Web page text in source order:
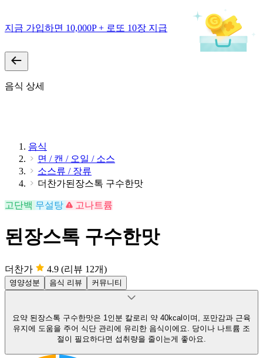
지금 가입하면 10,000P + 로또 10장 지급
음식 상세
음식
면 / 캔 / 오일 / 소스
소스류 / 장류
더찬가된장스톡 구수한맛
고단백 무설탕 고나트륨
된장스톡 구수한맛
더찬가 4.9 (리뷰 12개)
영양성분 음식 리뷰 커뮤니티
요약 된장스톡 구수한맛은 1인분 칼로리 약 40kcal이며, 포만감과 근육
유지에 도움을 주어 식단 관리에 유리한 음식이에요. 당이나 나트륨 조
절이 필요하다면 섭취량을 줄이는게 좋아요.